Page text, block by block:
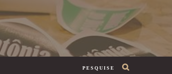
PESQUISE